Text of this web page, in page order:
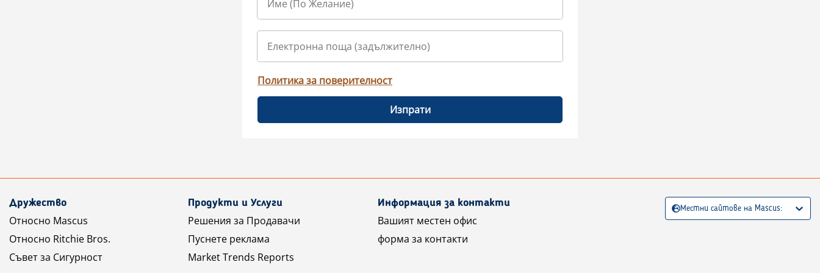
Политика за поверителност
Изпрати
Дружество
Относно Mascus
Относно Ritchie Bros.
Съвет за Сигурност
Продукти и Услуги
Решения за Продавачи
Пуснете реклама
Market Trends Reports
Информация за контакти
Вашият местен офис
форма за контакти
Местни сайтове на Mascus: